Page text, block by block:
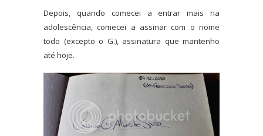
Depois, quando comecei a entrar mais na
adolescência, comecei a assinar com o nome
todo (excepto o G.), assinatura que mantenho
até hoje.